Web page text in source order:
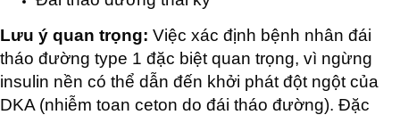
Lưu ý quan trọng: Việc xác định bệnh nhân đái
tháo đường type 1 đặc biệt quan trọng, vì ngừng
insulin nền có thể dẫn đến khởi phát đột ngột của
DKA (nhiễm toan ceton do đái tháo đường). Đặc